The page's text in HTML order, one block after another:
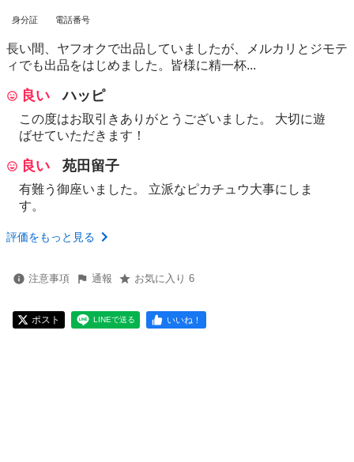
身分証 電話番号
長い間、ヤフオクで出品していましたが、メルカリとジモテ
ィでも出品をはじめました。皆様に精一杯...
良い ハッピ
この度はお取引きありがとうございました。 大切に遊
ばせていただきます！
良い 苑田留子
有難う御座いました。 立派なピカチュウ大事にしま
す。
評価をもっと見る
注意事項 通報 お気に入り 6
ポスト LINEで送る いいね！